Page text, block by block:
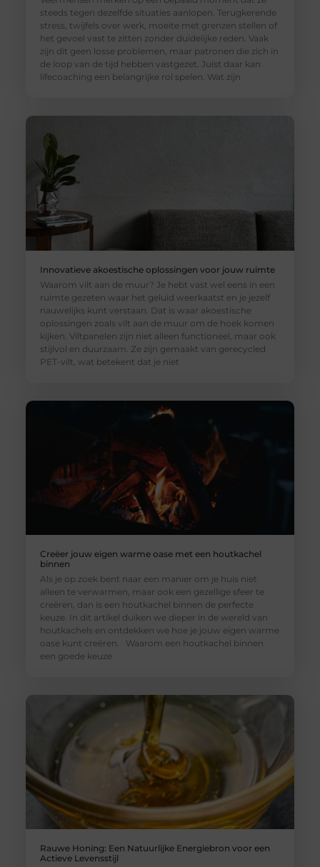
steeds tegen dezelfde situaties aanlopen. Terugkerende
stress, twijfels over werk, moeite met grenzen stellen of
het gevoel vast te zitten zonder duidelijke reden. Vaak
zijn dit geen losse problemen, maar patronen die zich in
de loop van de tijd hebben vastgezet. Juist daar kan
lifecoaching een belangrijke rol spelen. Wat zijn
Innovatieve akoestische oplossingen voor jouw ruimte
Waarom vilt aan de muur? Je hebt vast wel eens in een
ruimte gezeten waar het geluid weerkaatst en je jezelf
nauwelijks kunt verstaan. Dat is waar akoestische
oplossingen zoals vilt aan de muur om de hoek komen
kijken. Viltpanelen zijn niet alleen functioneel, maar ook
stijlvol en duurzaam. Ze zijn gemaakt van gerecycled
PET-vilt, wat betekent dat je niet
Creëer jouw eigen warme oase met een houtkachel
binnen
Als je op zoek bent naar een manier om je huis niet
alleen te verwarmen, maar ook een gezellige sfeer te
creëren, dan is een houtkachel binnen de perfecte
keuze. In dit artikel duiken we dieper in de wereld van
houtkachels en ontdekken we hoe je jouw eigen warme
oase kunt creëren. Waarom een houtkachel binnen
een goede keuze
Rauwe Honing: Een Natuurlijke Energiebron voor een
Actieve Levensstijl